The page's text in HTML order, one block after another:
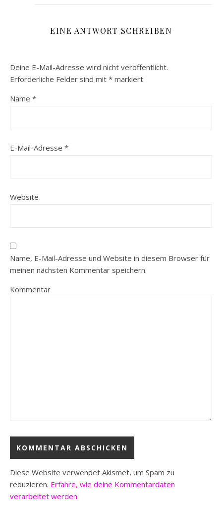
EINE ANTWORT SCHREIBEN
Deine E-Mail-Adresse wird nicht veröffentlicht.
Erforderliche Felder sind mit * markiert
Name *
E-Mail-Adresse *
Website
Name, E-Mail-Adresse und Website in diesem Browser für
meinen nächsten Kommentar speichern.
Kommentar
Diese Website verwendet Akismet, um Spam zu
reduzieren. Erfahre, wie deine Kommentardaten
verarbeitet werden.